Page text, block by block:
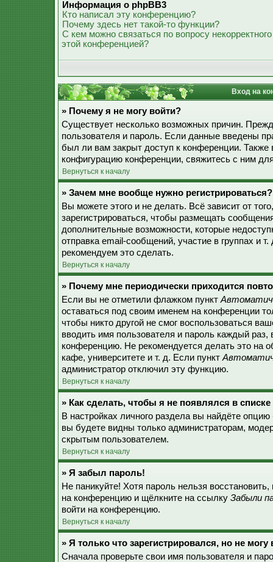
Информация о phpBB3
Кто написал эту конференцию?
Почему здесь нет такой-то функции?
С кем можно связаться по вопросу
этой конференцией?
Вход на
» Почему я не могу войти?
Существует несколько возможных причин.
пользователя и пароль. Если данные введены
был ли вам закрыт доступ к конференции. Также
конфигурацию конференции, свяжитесь с ним
Вернуться к началу
» Зачем мне вообще нужно регистрироваться?
Вы можете этого и не делать. Всё зависит от
зарегистрироваться, чтобы размещать
дополнительные возможности, которые
отправка email-сообщений, участие в группах и
рекомендуем это сделать.
Вернуться к началу
» Почему мне периодически приходится
Если вы не отметили флажком пункт
оставаться под своим именем на конференции
чтобы никто другой не смог воспользоваться
вводить имя пользователя и пароль каждый
конференцию. Не рекомендуется делать это на
кафе, университете и т. д. Если пункт
администратор отключил эту функцию.
Вернуться к началу
» Как сделать, чтобы я не появлялся в
В настройках личного раздела вы найдёте опцию
вы будете видны только администраторам,
скрытым пользователем.
Вернуться к началу
» Я забыл пароль!
Не паникуйте! Хотя пароль нельзя
на конференцию и щёлкните на ссылку Забыли
войти на конференцию.
Вернуться к началу
» Я только что зарегистрировался, но не могу
Сначала проверьте свои имя пользователя и